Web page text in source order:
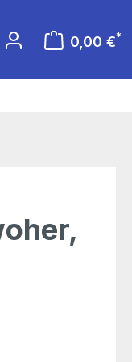
0,00 €*
Warenkorb